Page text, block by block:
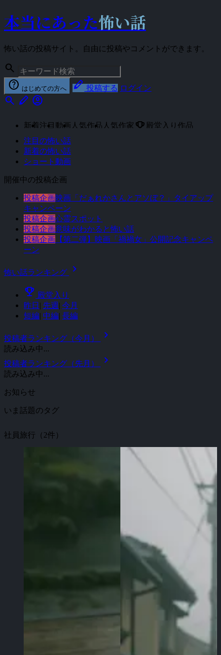
本当にあった怖い話
怖い話の投稿サイト。自由に投稿やコメントができます。
search
help はじめての方へ stylus 投稿する ログイン
search stylus account_circle
新着 注目 動画 人気作品 人気作家 emoji_events 殿堂入り作品
注目の怖い話
新着の怖い話
ショート動画
開催中の投稿企画
投稿企画映画「だぁれかさんとアソぼ？」タイアップ
キャンペーン
投稿企画心霊スポット
投稿企画意味がわかると怖い話
投稿企画 【第二弾】映画「禍禍女」公開記念キャンペ
ーン
怖い話ランキング
chevron_right
emoji_events 殿堂入り
昨日 | 先週 | 今月
短編| 中編| 長編
投稿者ランキング（今月） chevron_right
読み込み中...
投稿者ランキング（先月）
chevron_right
読み込み中...
お知らせ
いま話題のタグ
社員旅行（2件）